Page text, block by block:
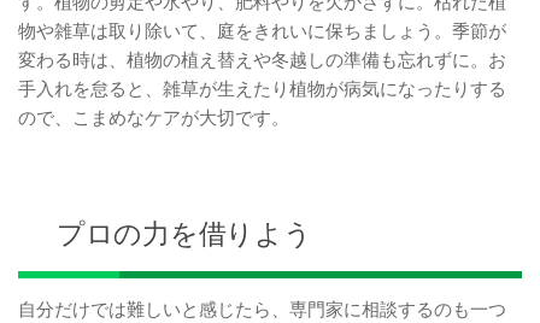
物や雑草は取り除いて、庭をきれいに保ちましょう。季節が
変わる時は、植物の植え替えや冬越しの準備も忘れずに。お
手入れを怠ると、雑草が生えたり植物が病気になったりする
ので、こまめなケアが大切です。
プロの力を借りよう
自分だけでは難しいと感じたら、専門家に相談するのも一つ